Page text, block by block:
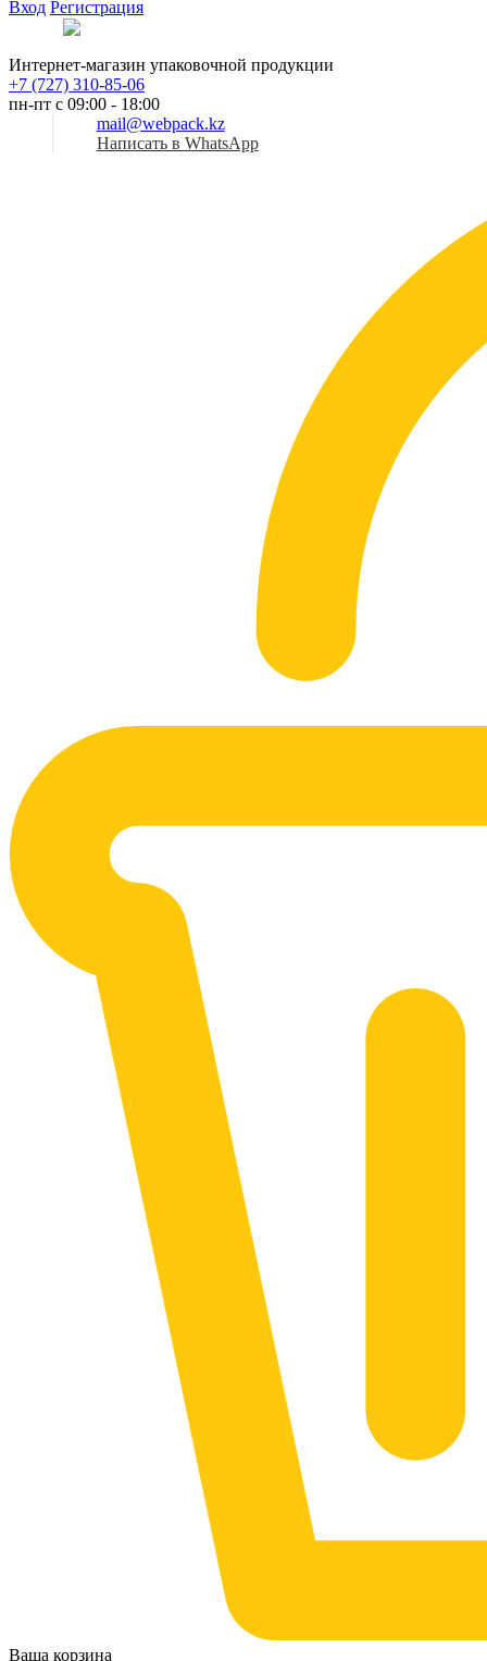
Вход Регистрация
Интернет-магазин упаковочной продукции
+7 (727) 310-85-06
пн-пт с 09:00 - 18:00
mail@webpack.kz
Написать в WhatsApp
Ваша корзина